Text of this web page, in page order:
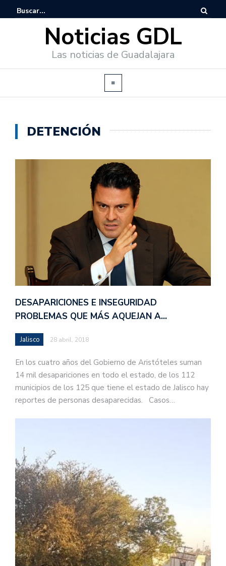
Noticias GDL
Las noticias de Guadalajara
DETENCIÓN
DESAPARICIONES E INSEGURIDAD
PROBLEMAS QUE MÁS AQUEJAN A…
Jalisco 28 abril, 2018
En los cuatro años del Gobierno de Aristóteles suman
14 mil desapariciones en todo el estado, de los 112
municipios de los 125 que tiene el estado de Jalisco hay
reportes de personas desaparecidas. Casos…